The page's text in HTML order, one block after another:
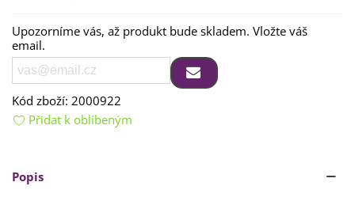
Upozorníme vás, až produkt bude skladem. Vložte váš
email.
Kód zboží: 2000922
Přidat k oblíbeným
Popis